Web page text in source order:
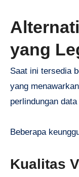
yang
Saat ini tersedia
yang
perlindungan
Beberapa
Kualitas